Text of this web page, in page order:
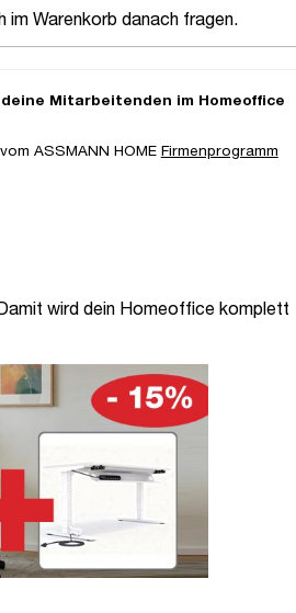
im Warenkorb danach fragen.
Mitarbeitenden im Homeoffice
ASSMANN HOME Firmenprogramm
wird dein Homeoffice komplett